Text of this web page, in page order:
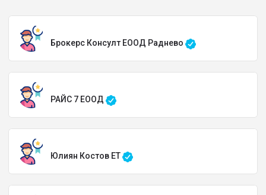
Брокерс Консулт ЕООД Раднево
РАЙС 7 ЕООД
Юлиян Костов ЕТ